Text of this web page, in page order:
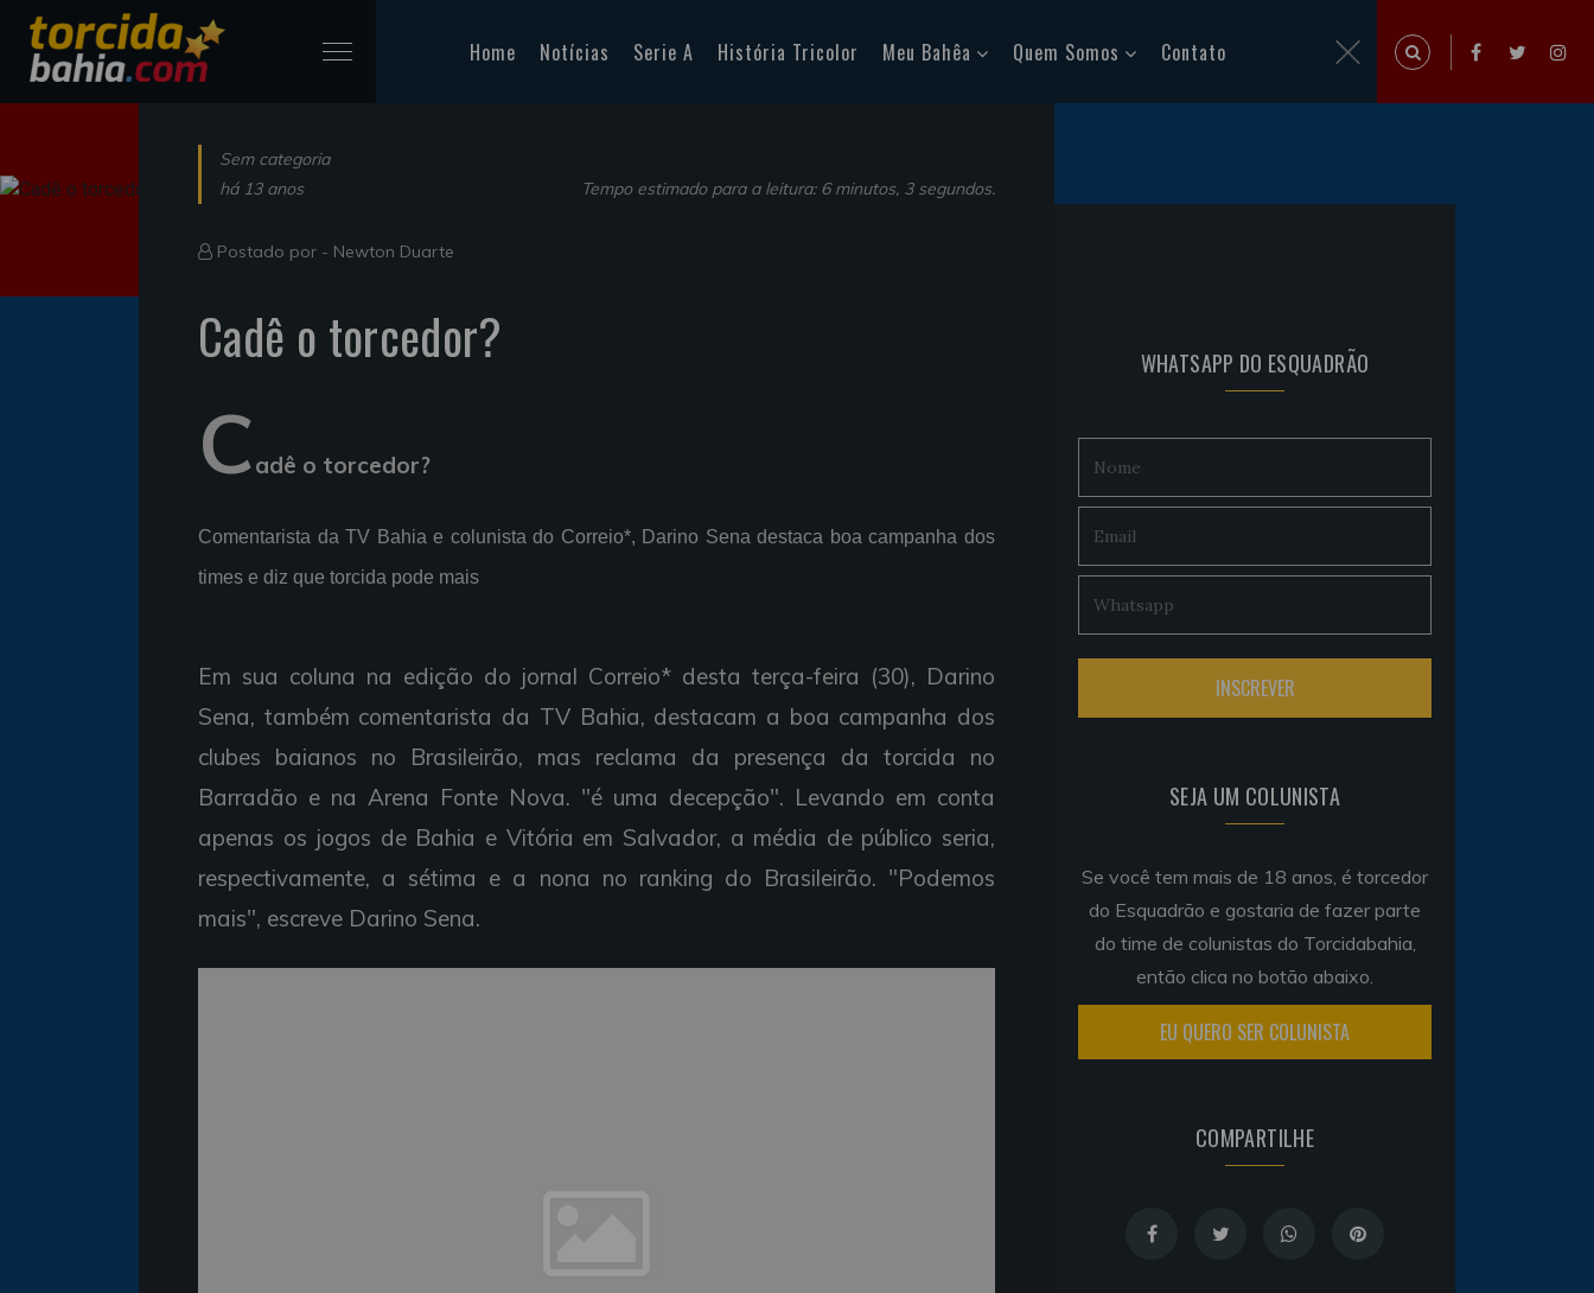
Home Notícias Serie A História Tricolor Meu Bahêa Quem Somos Contato
Sem categoria
há 13 anos
Tempo estimado para a leitura: 6 minutos, 3 segundos.
Postado por - Newton Duarte
Cadê o torcedor?
Cadê o torcedor?
Comentarista da TV Bahia e colunista do Correio*, Darino Sena destaca boa campanha dos
times e diz que torcida pode mais
Em sua coluna na edição do jornal Correio* desta terça-feira (30), Darino
Sena, também comentarista da TV Bahia, destacam a boa campanha dos
clubes baianos no Brasileirão, mas reclama da presença da torcida no
Barradão e na Arena Fonte Nova. "é uma decepção". Levando em conta
apenas os jogos de Bahia e Vitória em Salvador, a média de público seria,
respectivamente, a sétima e a nona no ranking do Brasileirão. "Podemos
mais", escreve Darino Sena.
WHATSAPP DO ESQUADRÃO
SEJA UM COLUNISTA
Se você tem mais de 18 anos, é torcedor
do Esquadrão e gostaria de fazer parte
do time de colunistas do Torcidabahia,
então clica no botão abaixo.
EU QUERO SER COLUNISTA
COMPARTILHE